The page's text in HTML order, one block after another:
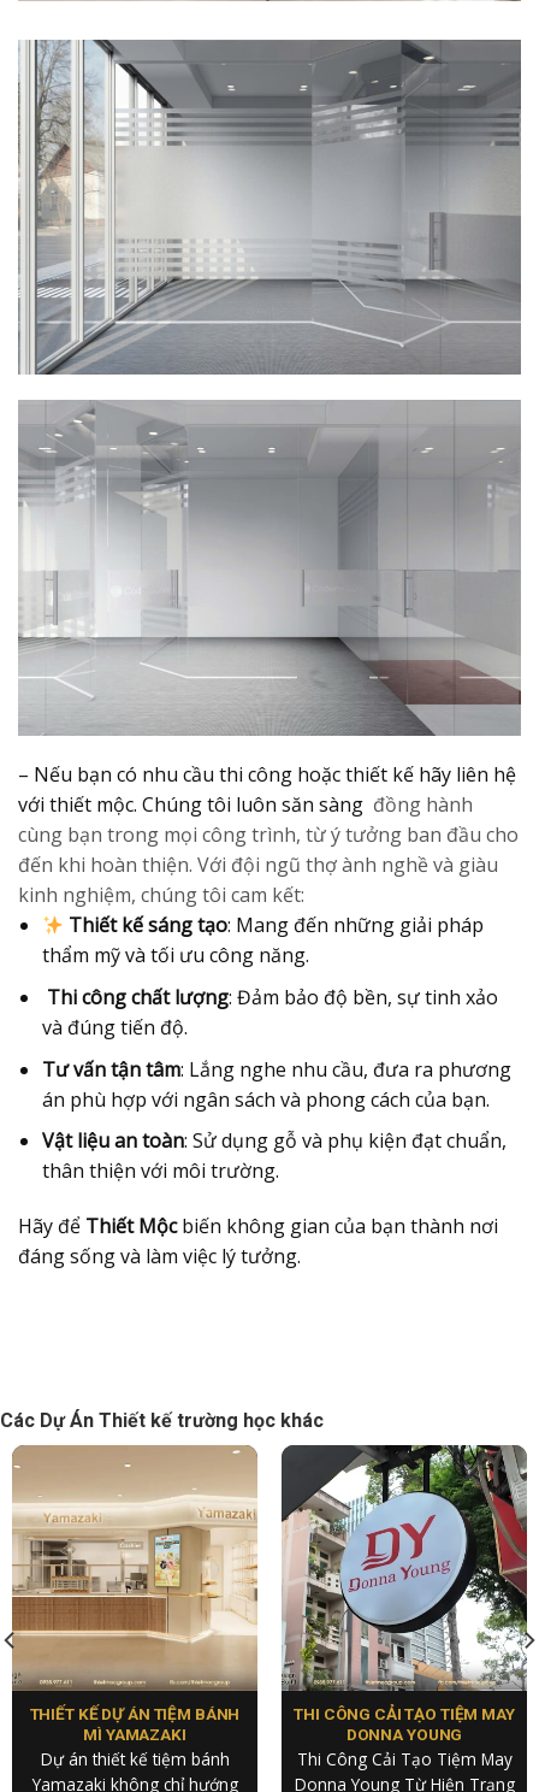
– Nếu bạn có nhu cầu thi công hoặc thiết kế hãy liên hệ
với thiết mộc. Chúng tôi luôn săn sàng đồng hành
cùng bạn trong mọi công trình, từ ý tưởng ban đầu cho
đến khi hoàn thiện. Với đội ngũ thợ ành nghề và giàu
kinh nghiệm, chúng tôi cam kết:
Thiết kế sáng tạo: Mang đến những giải pháp
thẩm mỹ và tối ưu công năng.
Thi công chất lượng: Đảm bảo độ bền, sự tinh xảo
và đúng tiến độ.
Tư vấn tận tâm: Lắng nghe nhu cầu, đưa ra phương
án phù hợp với ngân sách và phong cách của bạn.
Vật liệu an toàn: Sử dụng gỗ và phụ kiện đạt chuẩn,
thân thiện với môi trường.
Hãy để Thiết Mộcbiến không gian của bạn thành nơi
đáng sống và làm việc lý tưởng.
Các Dự Án Thiết kế trường học khác
THIẾT KẾ DỰ ÁN TIỆM BÁNH
MÌ YAMAZAKI
Dự án thiết kế tiệm bánh
Yamazaki không chỉ hướng
THI CÔNG CẢI TẠO TIỆM MAY
DONNA YOUNG
Thi Công Cải Tạo Tiệm May
Donna Young Từ Hiện Trạng